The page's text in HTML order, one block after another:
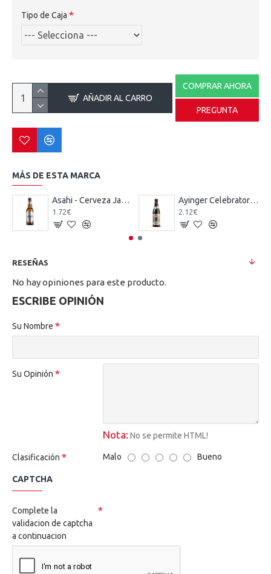
Tipo de Caja
AÑADIR AL CARRO
COMPRAR AHORA
PREGUNTA
MÁS DE ESTA MARCA
Asahi - Cerveza Japonesa Pilsner 33 cl.
1.72€
Ayinger Celebrator Doppelbock - Cerveza Alemana Doppelbock Tostada 33 cl.
2.12€
RESEÑAS
No hay opiniones para este producto.
ESCRIBE OPINIÓN
Su Nombre
Su Opinión
Nota: No se permite HTML!
Clasificación Malo Bueno
CAPTCHA
Complete la
validacion de captcha
a continuacion